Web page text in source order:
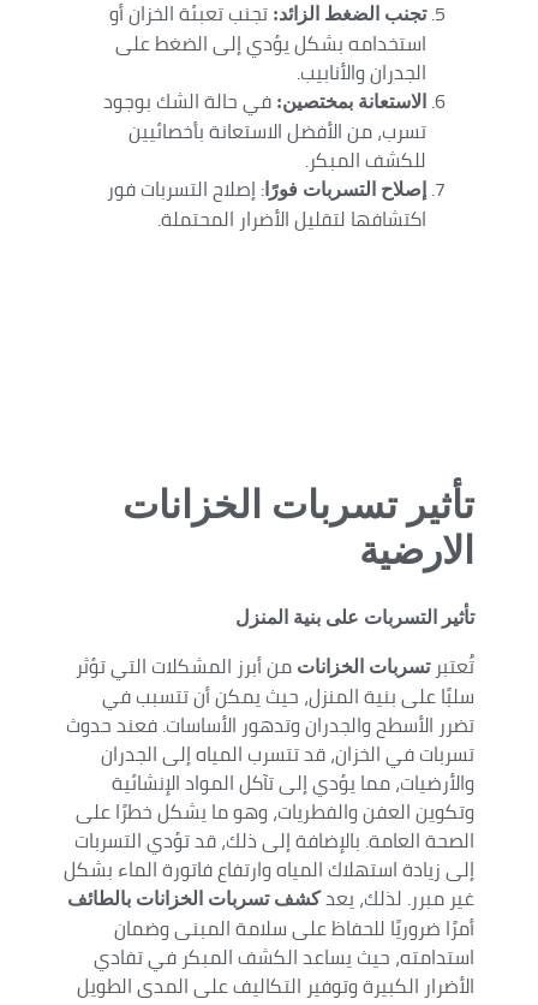
تجنب الضغط الزائد: تجنب تعبئة الخزان أو
استخدامه بشكل يؤدي إلى الضغط على
الجدران والأنابيب.
الاستعانة بمختصين: في حالة الشك بوجود
تسرب، من الأفضل الاستعانة بأخصائيين
للكشف المبكر.
إصلاح التسربات فورًا : إصلاح التسربات فور
اكتشافها لتقليل الأضرار المحتملة.
تأثير تسربات الخزانات
الارضية
تأثير التسربات على بنية المنزل
تُعتبرتسربات الخزانات من أبرز المشكلات التي تؤثر
سلبًا على بنية المنزل، حيث يمكن أن تتسبب في
تضرر الأسطح والجدران وتدهور الأساسات. فعند حدوث
تسربات في الخزان، قد تتسرب المياه إلى الجدران
والأرضيات، مما يؤدي إلى تآكل المواد الإنشائية
وتكوين العفن والفطريات، وهو ما يشكل خطرًا على
الصحة العامة. بالإضافة إلى ذلك، قد تؤدي التسربات
إلى زيادة استهلاك المياه وارتفاع فاتورة الماء بشكل
غير مبرر. لذلك، يعدكشف تسربات الخزانات بالطائف
أمرًا ضروريًا للحفاظ على سلامة المبنى وضمان
استدامته، حيث يساعد الكشف المبكر في تفادي
الأضرار الكبيرة وتوفير التكاليف على المدى الطويل